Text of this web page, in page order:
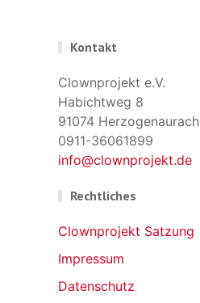
Kontakt
Clownprojekt e.V.
Habichtweg 8
91074 Herzogenaurach
0911-36061899
info@clownprojekt.de
Rechtliches
Clownprojekt Satzung
Impressum
Datenschutz